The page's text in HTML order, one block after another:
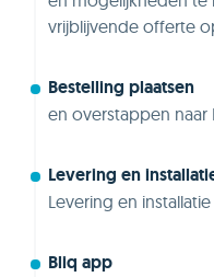
vrijblijvende offerte
Bestelling plaatsen
en overstappen naar
Levering en
Levering en installatie
Bliq app